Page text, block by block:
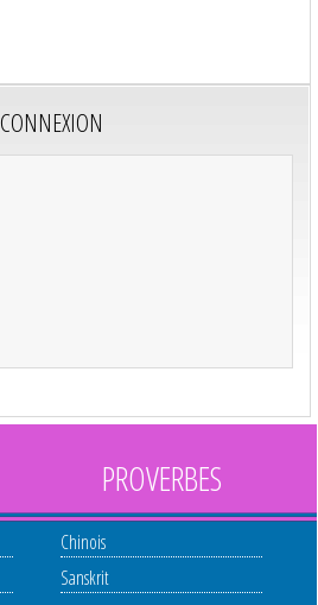
CONNEXION
PROVERBES
Chinois
Sanskrit